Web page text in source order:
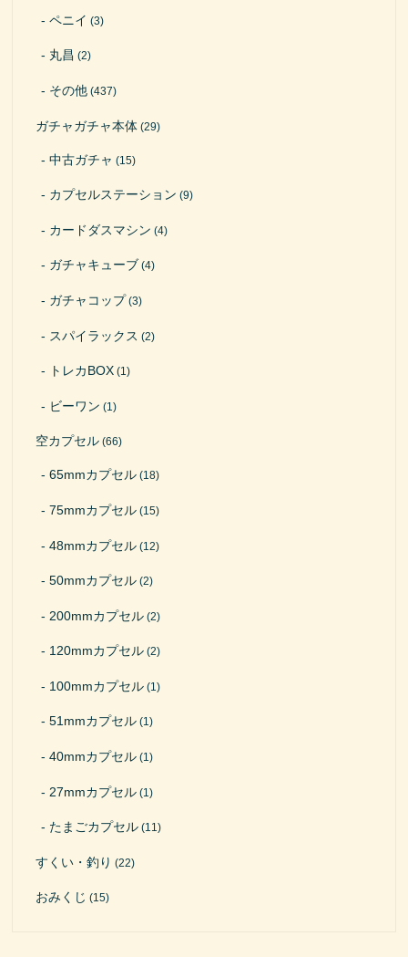
ペニイ (3)
丸昌 (2)
その他 (437)
ガチャガチャ本体 (29)
中古ガチャ (15)
カプセルステーション (9)
カードダスマシン (4)
ガチャキューブ (4)
ガチャコップ(3)
スパイラックス (2)
トレカBOX (1)
ビーワン (1)
空カプセル (66)
65mmカプセル (18)
75mmカプセル (15)
48mmカプセル (12)
50mmカプセル (2)
200mmカプセル (2)
120mmカプセル (2)
100mmカプセル (1)
51mmカプセル (1)
40mmカプセル (1)
27mmカプセル (1)
たまごカプセル (11)
すくい・釣り (22)
おみくじ (15)